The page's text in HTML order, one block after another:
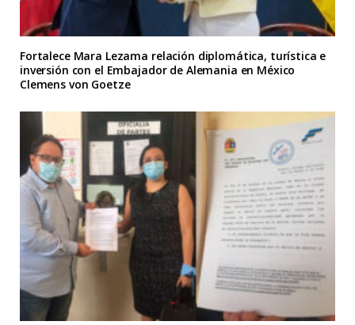
Fortalece Mara Lezama relación diplomática, turística e
inversión con el Embajador de Alemania en México
Clemens von Goetze